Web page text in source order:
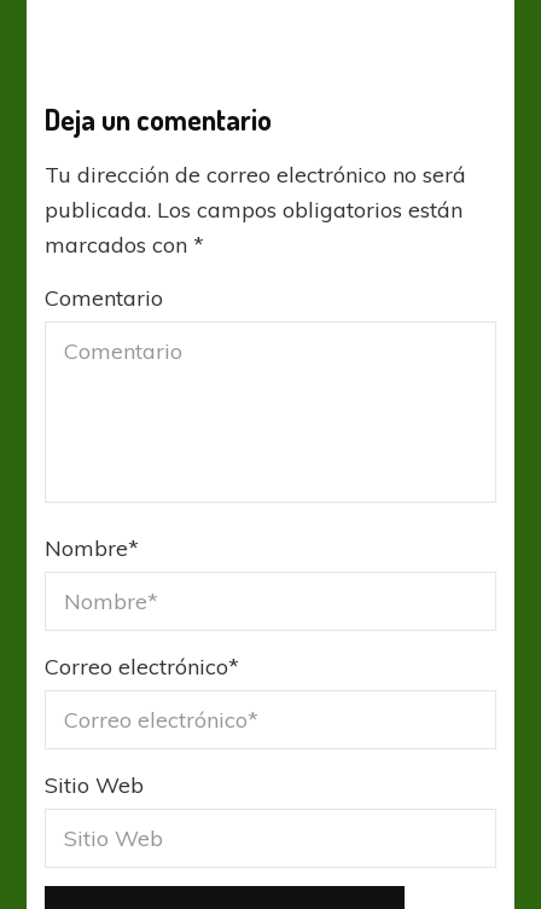
Deja un comentario
Tu dirección de correo electrónico no será
publicada. Los campos obligatorios están
marcados con*
Comentario
Nombre*
Correo electrónico*
Sitio Web